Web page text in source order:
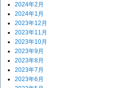
2024年2月
2024年1月
2023年12月
2023年11月
2023年10月
2023年9月
2023年8月
2023年7月
2023年6月